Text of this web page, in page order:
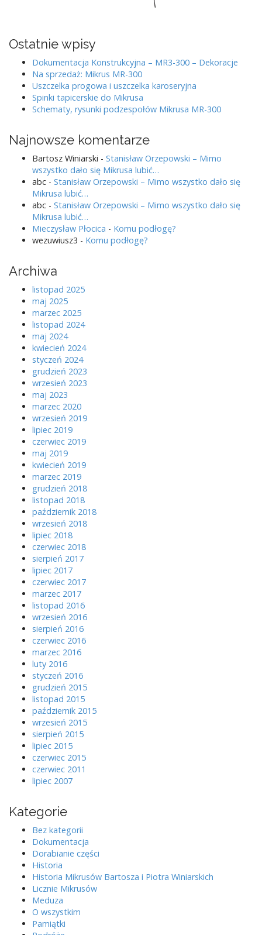
Ostatnie wpisy
Dokumentacja Konstrukcyjna – MR3-300 – Dekoracje
Na sprzedaż: Mikrus MR-300
Uszczelka progowa i uszczelka karoseryjna
Spinki tapicerskie do Mikrusa
Schematy, rysunki podzespołów Mikrusa MR-300
Najnowsze komentarze
Bartosz Winiarski - Stanisław Orzepowski – Mimo
wszystko dało się Mikrusa lubić…
abc - Stanisław Orzepowski – Mimo wszystko dało się
Mikrusa lubić…
abc - Stanisław Orzepowski – Mimo wszystko dało się
Mikrusa lubić…
Mieczysław Płocica - Komu podłogę?
wezuwiusz3 - Komu podłogę?
Archiwa
listopad 2025
maj 2025
marzec 2025
listopad 2024
maj 2024
kwiecień 2024
styczeń 2024
grudzień 2023
wrzesień 2023
maj 2023
marzec 2020
wrzesień 2019
lipiec 2019
czerwiec 2019
maj 2019
kwiecień 2019
marzec 2019
grudzień 2018
listopad 2018
październik 2018
wrzesień 2018
lipiec 2018
czerwiec 2018
sierpień 2017
lipiec 2017
czerwiec 2017
marzec 2017
listopad 2016
wrzesień 2016
sierpień 2016
czerwiec 2016
marzec 2016
luty 2016
styczeń 2016
grudzień 2015
listopad 2015
październik 2015
wrzesień 2015
sierpień 2015
lipiec 2015
czerwiec 2015
czerwiec 2011
lipiec 2007
Kategorie
Bez kategorii
Dokumentacja
Dorabianie części
Historia
Historia Mikrusów Bartosza i Piotra Winiarskich
Licznie Mikrusów
Meduza
O wszystkim
Pamiątki